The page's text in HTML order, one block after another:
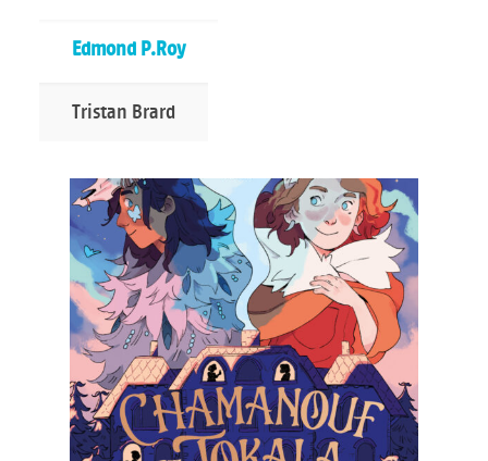
Edmond P.Roy
Tristan Brard